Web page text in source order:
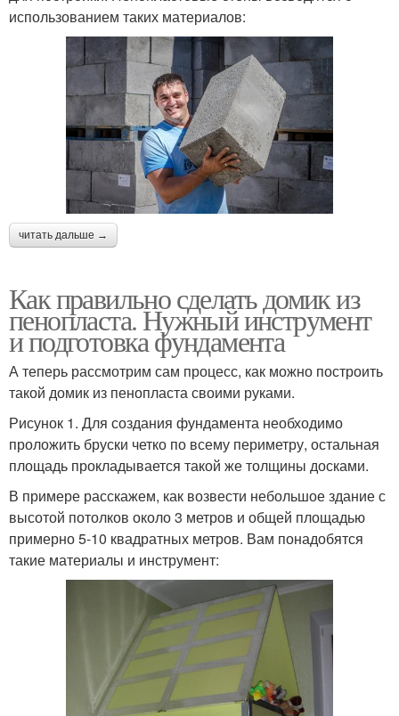
использованием таких материалов:
читать дальше →
Как правильно сделать домик из
пенопласта. Нужный инструмент
и подготовка фундамента
А теперь рассмотрим сам процесс, как можно построить
такой домик из пенопласта своими руками.
Рисунок 1. Для создания фундамента необходимо
проложить бруски четко по всему периметру, остальная
площадь прокладывается такой же толщины досками.
В примере расскажем, как возвести небольшое здание с
высотой потолков около 3 метров и общей площадью
примерно 5-10 квадратных метров. Вам понадобятся
такие материалы и инструмент: